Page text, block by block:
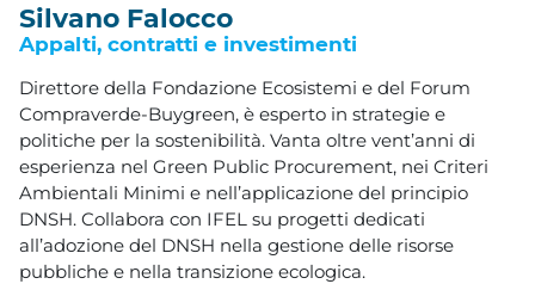
Silvano Falocco
Appalti, contratti e investimenti
Direttore della Fondazione Ecosistemi e del Forum
Compraverde-Buygreen, è esperto in strategie e
politiche per la sostenibilità. Vanta oltre vent’anni di
esperienza nel Green Public Procurement, nei Criteri
Ambientali Minimi e nell’applicazione del principio
DNSH. Collabora con IFEL su progetti dedicati
all’adozione del DNSH nella gestione delle risorse
pubbliche e nella transizione ecologica.